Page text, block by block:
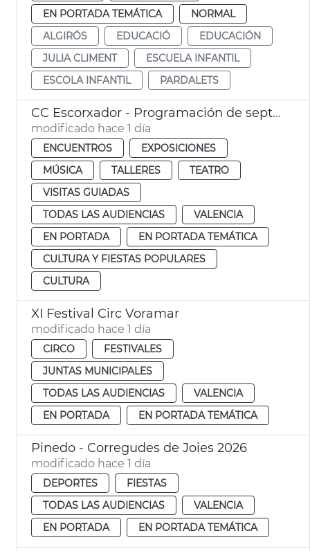
EN PORTADA TEMÁTICA
NORMAL
ALGIRÓS
EDUCACIÓ
EDUCACIÓN
JULIA CLIMENT
ESCUELA INFANTIL
ESCOLA INFANTIL
PARDALETS
CC Escorxador - Programación de septiembre
modificado hace 1 día
ENCUENTROS
EXPOSICIONES
MÚSICA
TALLERES
TEATRO
VISITAS GUIADAS
TODAS LAS AUDIENCIAS
VALENCIA
EN PORTADA
EN PORTADA TEMÁTICA
CULTURA Y FIESTAS POPULARES
CULTURA
XI Festival Circ Voramar
modificado hace 1 día
CIRCO
FESTIVALES
JUNTAS MUNICIPALES
TODAS LAS AUDIENCIAS
VALENCIA
EN PORTADA
EN PORTADA TEMÁTICA
Pinedo - Corregudes de Joies 2026
modificado hace 1 día
DEPORTES
FIESTAS
TODAS LAS AUDIENCIAS
VALENCIA
EN PORTADA
EN PORTADA TEMÁTICA